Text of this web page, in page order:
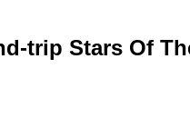
trip Stars Of